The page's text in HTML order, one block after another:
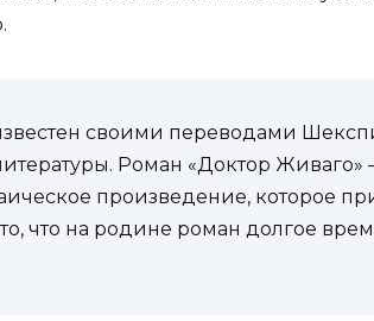
своими переводами
Роман «Доктор Живаго»
произведение, которое
что на родине роман долгое